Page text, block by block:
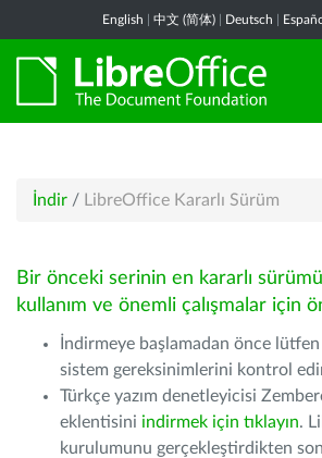
English 中文 (简体) Deutsch
İndir / LibreOffice Kararlı Sürüm
Bir önceki serinin en kararlı
kullanım ve önemli çalışmalar için
İndirmeye başlamadan önce lütfen
sistem gereksinimlerini kontrol
Türkçe yazım denetleyicisi
eklentisini indirmek için tıklayın.
kurulumunu gerçekleştirdikten